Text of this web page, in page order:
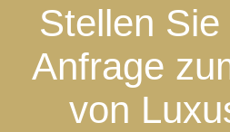
Stellen
Anfrage
von